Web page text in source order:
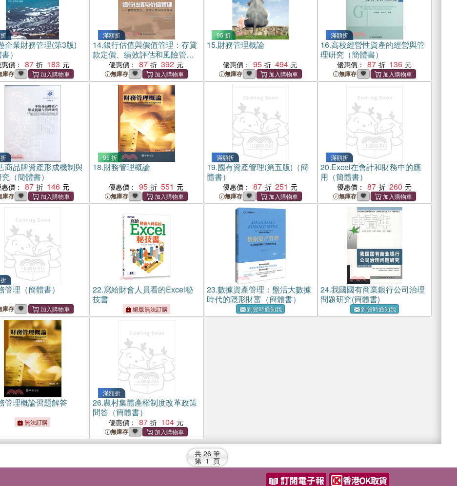
企業財務管理(第3版)
）
價： 87 183
庫存
滿額折
14.銀行估值與價值管理：存貸
款定價、績效評估和風險管理
（簡體書）
優惠價： 87 392
無庫存
95 折
15.財務管理概論
優惠價： 95 494
無庫存
滿額折
16.高校經營性資產的經營與管
理研究（簡體書）
優惠價： 87 136
無庫存
商品牌資產形成機制與
（簡體書）
價： 87 146
庫存
95 折
18.財務管理概論
優惠價： 95 551
無庫存
滿額折
19.國有資產管理(第五版)（簡
體書）
優惠價： 87 251
無庫存
滿額折
20.Excel在會計和財務中的應
用（簡體書）
優惠價： 87 260
無庫存
管理（簡體書）
庫存
22.寫給財會人員看的Excel秘
技書
絕版無法訂購
23.數據資產管理：盤活大數據
時代的隱形財富（簡體書）
到貨時通知我
24.我國國有商業銀行公司治理
問題研究(簡體書)
到貨時通知我
管理概論習題解答
無法訂購
滿額折
26.農村集體產權制度改革政策
問答（簡體書）
優惠價： 87 104
無庫存
共 26 筆
第 1 頁